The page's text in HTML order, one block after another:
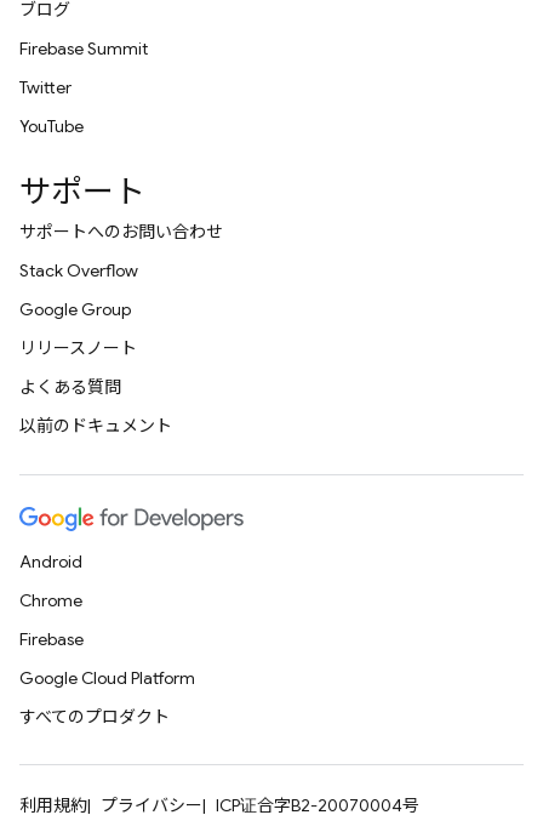
ブログ
Firebase Summit
Twitter
YouTube
サポート
サポートへのお問い合わせ
Stack Overflow
Google Group
リリースノート
よくある質問
以前のドキュメント
Android
Chrome
Firebase
Google Cloud Platform
すべてのプロダクト
利用規約 プライバシー ICP证合字B2-20070004号